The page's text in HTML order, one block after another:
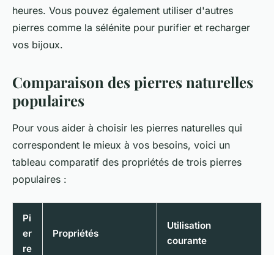
heures. Vous pouvez également utiliser d'autres
pierres comme la sélénite pour purifier et recharger
vos bijoux.
Comparaison des pierres naturelles
populaires
Pour vous aider à choisir les pierres naturelles qui
correspondent le mieux à vos besoins, voici un
tableau comparatif des propriétés de trois pierres
populaires :
Pi
er
re
Propriétés
Utilisation
courante